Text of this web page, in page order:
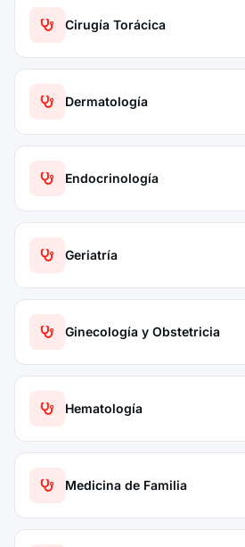
Cirugía Torácica
Dermatología
Endocrinología
Geriatría
Ginecología y Obstetricia
Hematología
Medicina de Familia